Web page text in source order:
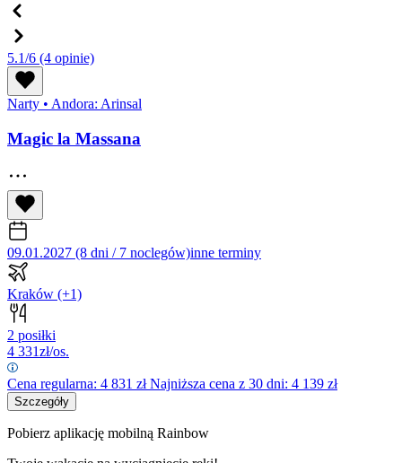
5.1/6 (4 opinie)
Narty • Andora: Arinsal
Magic la Massana
09.01.2027 (8 dni / 7 noclegów)inne terminy
Kraków (+1)
2 posiłki
4 331zł/os.
Cena regularna: 4 831 złNajniższa cena z 30 dni: 4 139 zł
Szczegóły
Pobierz aplikację mobilną Rainbow